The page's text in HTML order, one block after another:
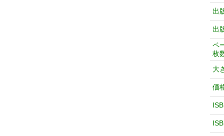
出
出
ペ
枚
大
価